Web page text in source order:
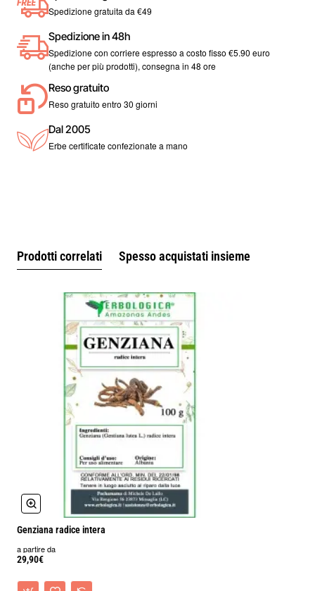
sano. Spedizione gratuita da €49
Spedizione in 48h
Spedizione con corriere espresso a costo fisso €5.90 euro
(anche per più prodotti), consegna in 48 ore
Reso gratuito
Reso gratuito entro 30 giorni
Dal 2005
Erbe certificate confezionate a mano
Prodotti correlati Spesso acquistati insieme
Genziana radice intera
a partire da
29,90€